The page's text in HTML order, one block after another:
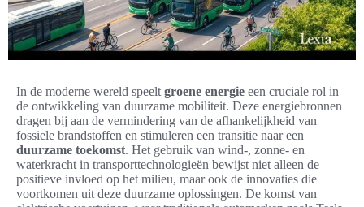
In de moderne wereld speelt groene energie een cruciale rol in
de ontwikkeling van duurzame mobiliteit. Deze energiebronnen
dragen bij aan de vermindering van de afhankelijkheid van
fossiele brandstoffen en stimuleren een transitie naar een
duurzame toekomst. Het gebruik van wind-, zonne- en
waterkracht in transporttechnologieën bewijst niet alleen de
positieve invloed op het milieu, maar ook de innovaties die
voortkomen uit deze duurzame oplossingen. De komst van